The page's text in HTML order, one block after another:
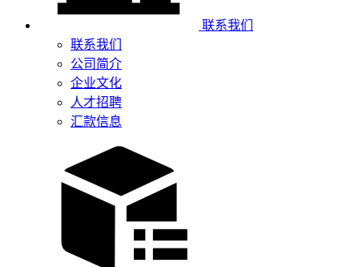
联系我们
联系我们
公司简介
企业文化
人才招聘
汇款信息